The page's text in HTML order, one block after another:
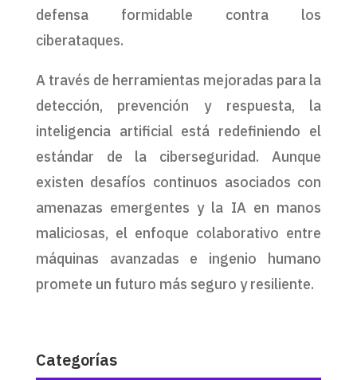
defensa formidable contra los
ciberataques.
A través de herramientas mejoradas para la
detección, prevención y respuesta, la
inteligencia artificial está redefiniendo el
estándar de la ciberseguridad. Aunque
existen desafíos continuos asociados con
amenazas emergentes y la IA en manos
maliciosas, el enfoque colaborativo entre
máquinas avanzadas e ingenio humano
promete un futuro más seguro y resiliente.
Categorías